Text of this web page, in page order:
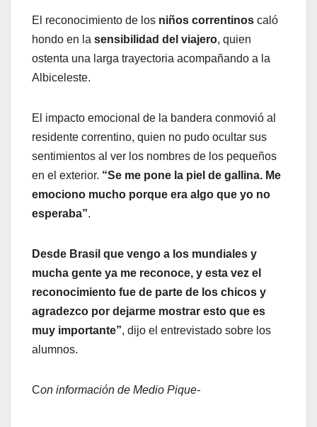
El reconocimiento de los niños correntinos caló
hondo en la sensibilidad del viajero, quien
ostenta una larga trayectoria acompañando a la
Albiceleste.
El impacto emocional de la bandera conmovió al
residente correntino, quien no pudo ocultar sus
sentimientos al ver los nombres de los pequeños
en el exterior. “Se me pone la piel de gallina. Me
emociono mucho porque era algo que yo no
esperaba”.
Desde Brasil que vengo a los mundiales y
mucha gente ya me reconoce, y esta vez el
reconocimiento fue de parte de los chicos y
agradezco por dejarme mostrar esto que es
muy importante”, dijo el entrevistado sobre los
alumnos.
Con información de Medio Pique-